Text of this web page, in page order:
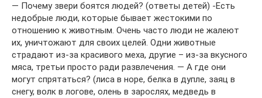
— Почему звери боятся людей? (ответы детей) -Есть
недобрые люди, которые бывает жестокими по
отношению к животным. Очень часто люди не жалеют
их, уничтожают для своих целей. Одни животные
страдают из-за красивого меха, другие – из-за вкусного
мяса, третьи просто ради развлечения. — А где они
могут спрятаться? (лиса в норе, белка в дупле, заяц в
снегу, волк в логове, олень в зарослях, медведь в